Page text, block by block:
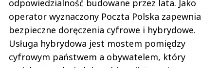
odpowiedzialność budowane przez lata. Jako
operator wyznaczony Poczta Polska zapewnia
bezpieczne doręczenia cyfrowe i hybrydowe.
Usługa hybrydowa jest mostem pomiędzy
cyfrowym państwem a obywatelem, który